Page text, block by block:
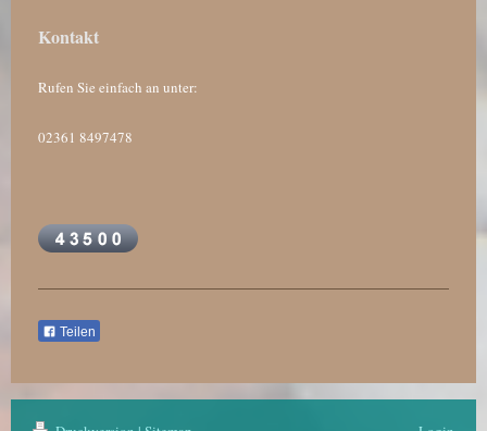
Kontakt
Rufen Sie einfach an unter:
02361 8497478
Teilen